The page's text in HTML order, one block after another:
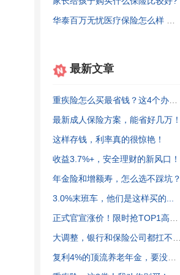
华泰百万无忧医疗保险怎么样 有什么特点？
最新文章
最新成人保险方案，能省好几万！
这样存钱，利率真的很惊艳！
收益3.7%+，安全理财的新风口！
年金险和增额寿，怎么选不踩坑？
3.0%末班车，他们是这样买的...